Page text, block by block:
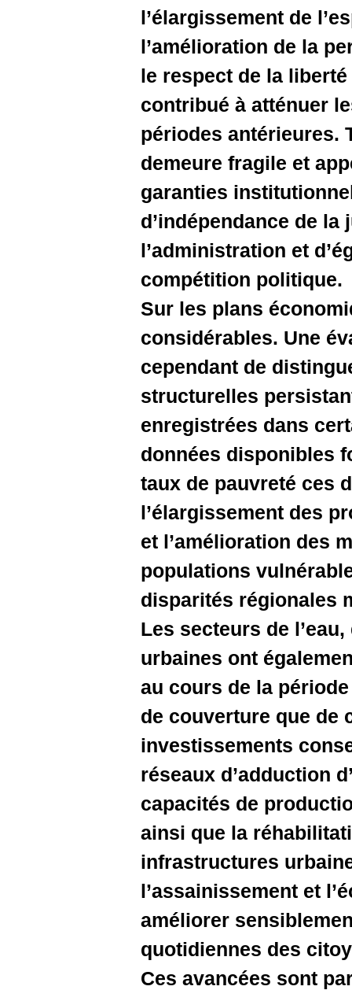
le
contribué
périodes
demeure
garanties
Sur les
données
taux de
et
Les
urbaines
au cours
de
réseaux
ainsi que
Ces